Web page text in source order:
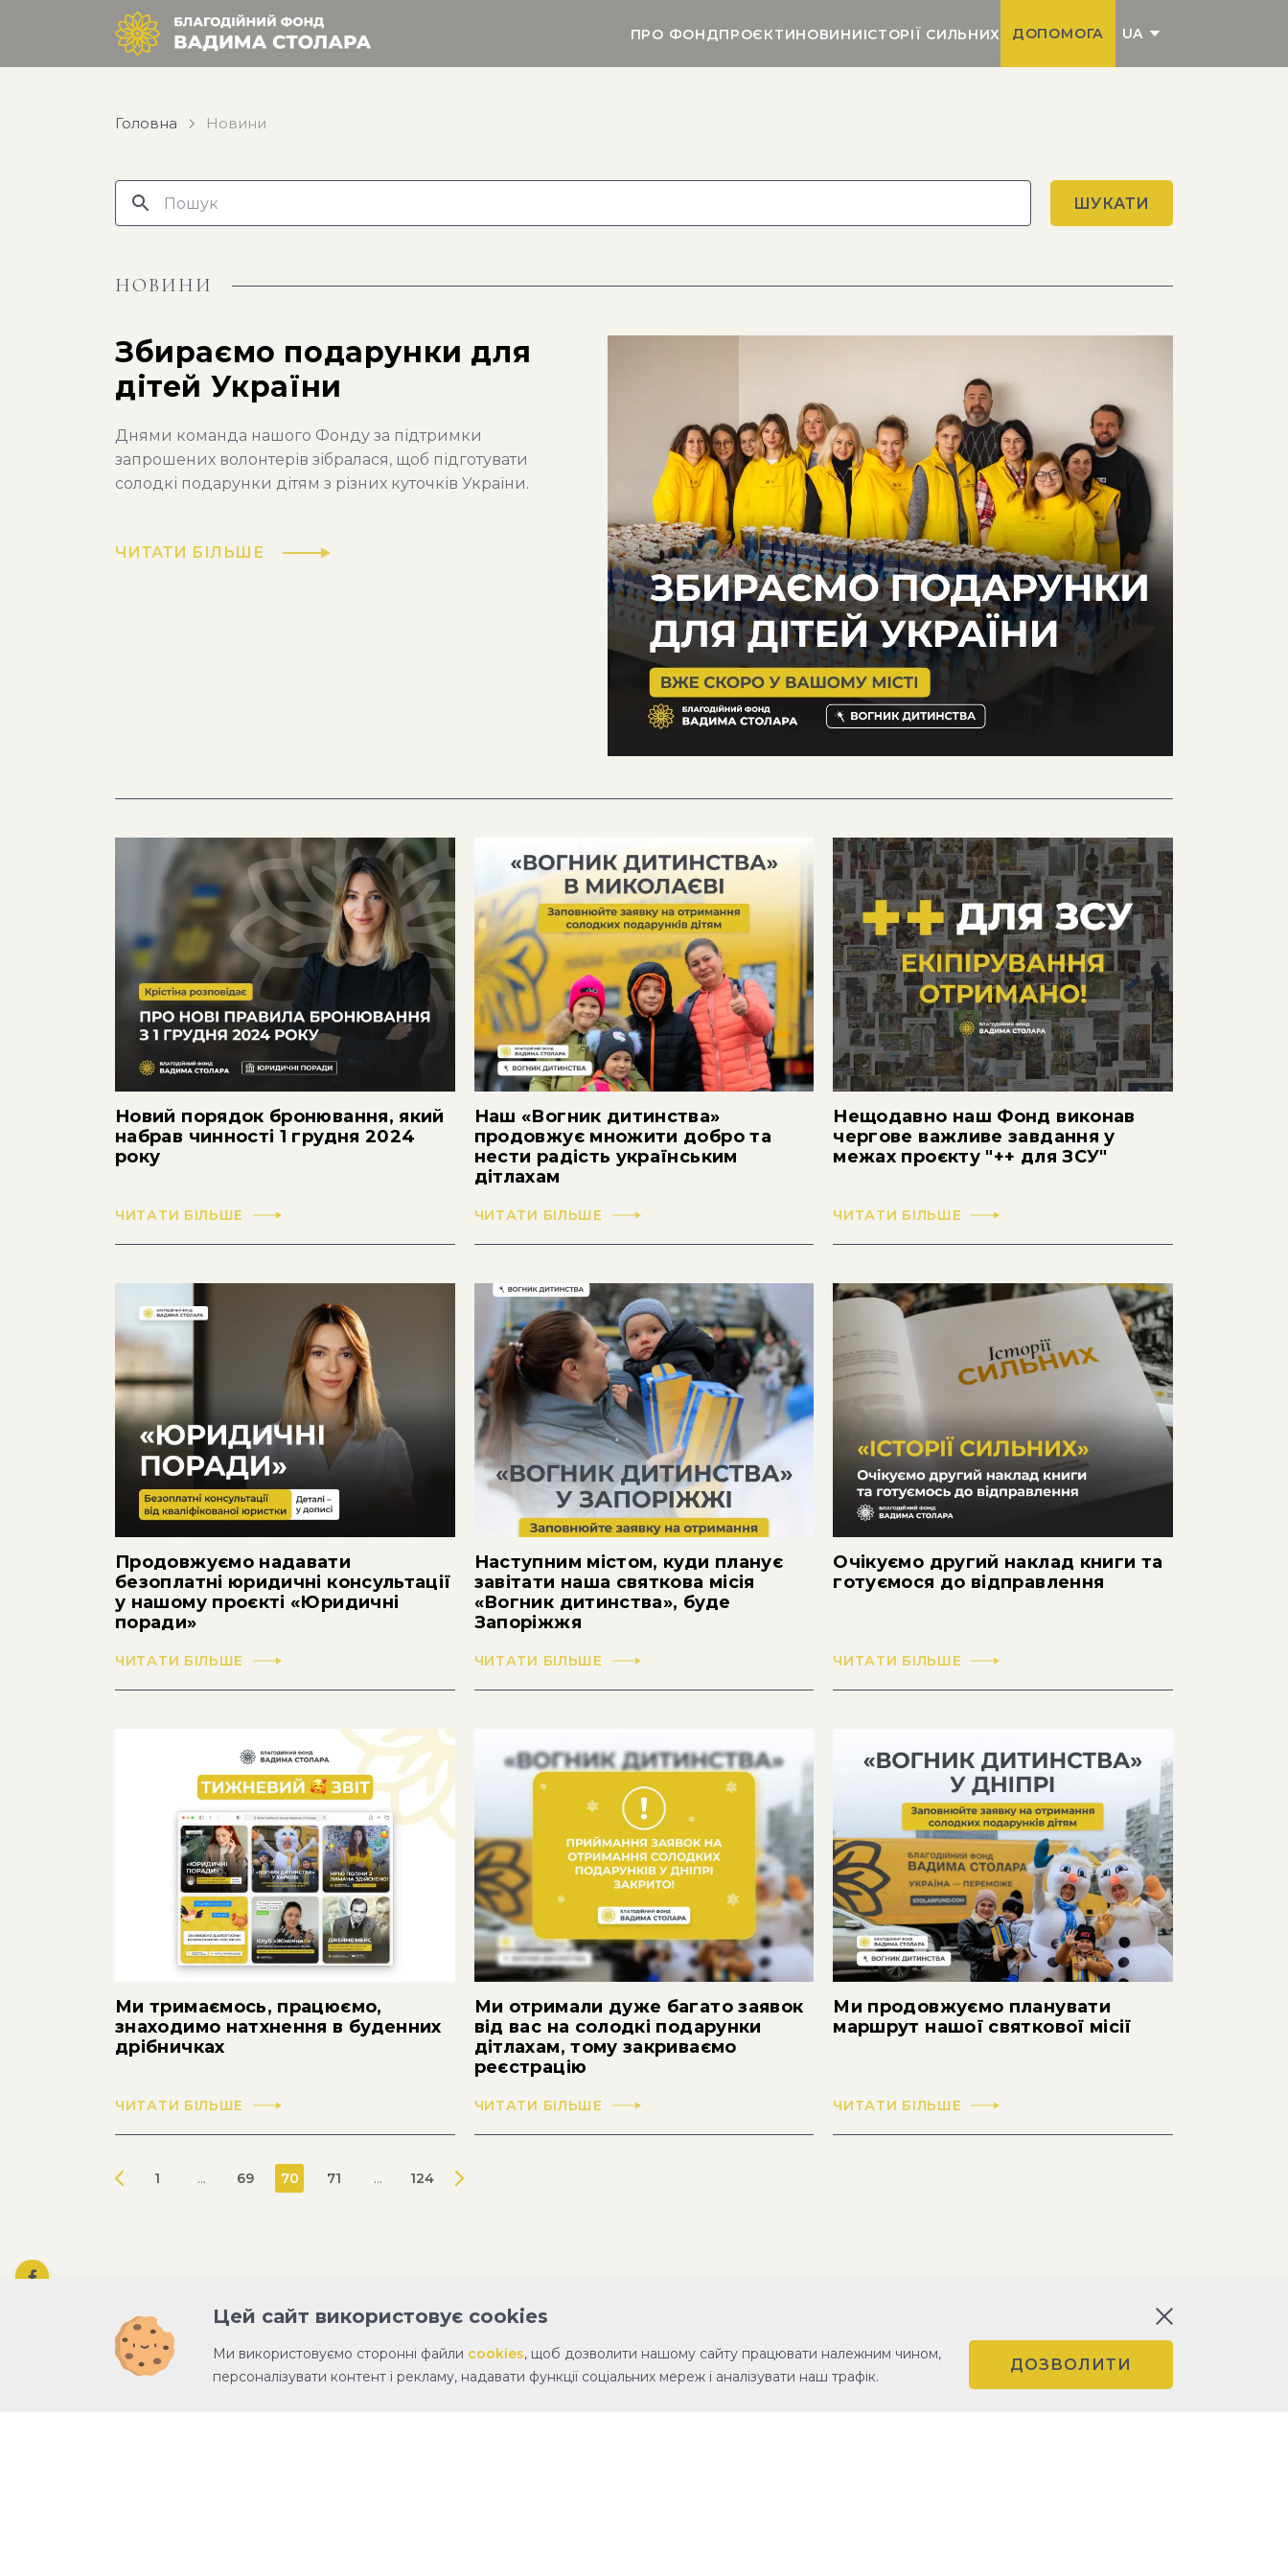
ПРО ФОНДПРОЄКТИНОВИНИІСТОРІЇ СИЛЬНИХ ДОПОМОГА UA
Головна Новини
ШУКАТИ
НОВИНИ
Збираємо подарунки для
дітей України
Днями команда нашого Фонду за підтримки
запрошених волонтерів зібралася, щоб підготувати
солодкі подарунки дітям з різних куточків України.
ЧИТАТИ БІЛЬШЕ
Новий порядок бронювання, який
набрав чинності 1 грудня 2024
року
ЧИТАТИ БІЛЬШЕ
Наш «Вогник дитинства»
продовжує множити добро та
нести радість українським
дітлахам
ЧИТАТИ БІЛЬШЕ
Нещодавно наш Фонд виконав
чергове важливе завдання у
межах проєкту "++ для ЗСУ"
ЧИТАТИ БІЛЬШЕ
Продовжуємо надавати
безоплатні юридичні консультації
у нашому проєкті «Юридичні
поради»
ЧИТАТИ БІЛЬШЕ
Наступним містом, куди планує
завітати наша святкова місія
«Вогник дитинства», буде
Запоріжжя
ЧИТАТИ БІЛЬШЕ
Очікуємо другий наклад книги та
готуємося до відправлення
ЧИТАТИ БІЛЬШЕ
Ми тримаємось, працюємо,
знаходимо натхнення в буденних
дрібничках
ЧИТАТИ БІЛЬШЕ
Ми отримали дуже багато заявок
від вас на солодкі подарунки
дітлахам, тому закриваємо
реєстрацію
ЧИТАТИ БІЛЬШЕ
Ми продовжуємо планувати
маршрут нашої святкової місії
ЧИТАТИ БІЛЬШЕ
1 ... 69 70 71 ... 124
Цей сайт використовує cookies
Ми використовуємо сторонні файли cookies, щоб дозволити нашому сайту працювати належним чином,
персоналізувати контент і рекламу, надавати функції соціальних мереж і аналізувати наш трафік.
ДОЗВОЛИТИ